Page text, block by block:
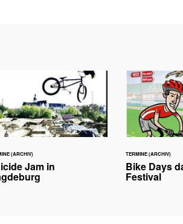
(ARCHIV)
Jam in
TERMINE (ARCHIV)
Bike Days
Festival